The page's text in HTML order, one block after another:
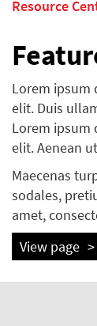
Resource
Lorem ipsum
elit. Duis
Lorem ipsum
elit. Aenean
Maecenas
sodales,
amet,
View page